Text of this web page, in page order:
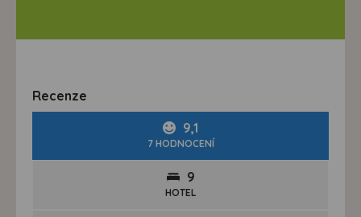
Recenze
9,1
7 HODNOCENÍ
9
HOTEL